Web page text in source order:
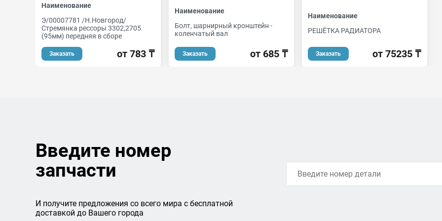
Наименование
Э/00007781 /Н.Новгород/
Стремянка рессоры 3302,2705
(95мм) передняя в сборе
Заказать от 783 ₸
Наименование
Болт, шарнирный кронштейн -
коленчатый вал
Заказать от 685 ₸
Наименование
РЕШЁТКА РАДИАТОРА
Заказать от 75235 ₸
Введите номер
запчасти
И получите предложения со всего мира с бесплатной
доставкой до Вашего города